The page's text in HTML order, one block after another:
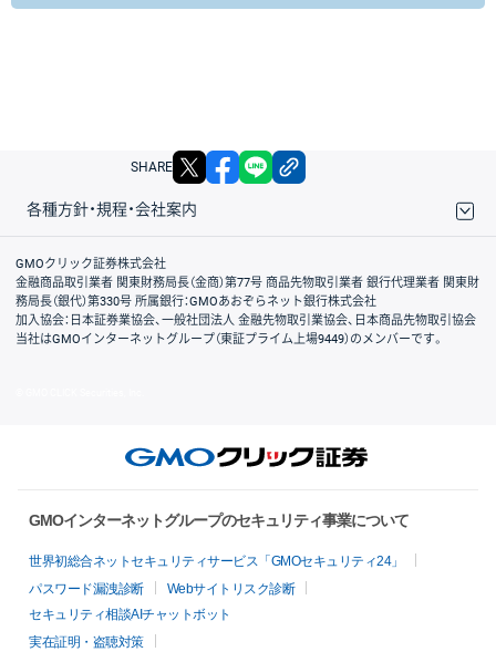
SHARE X facebook
各種方針・規程・会社案内
取引規程・約款
サイトマップ
その他のご案内
個人情報保護方針
最良執行方針
サイトのご利用について
ディスクレイマー
信託保全
リスク説明
会社案内
GMOクリック証券株式会社
金融商品取引業者 関東財務局長（金商）第77号 商品先物取引業者 銀行代理業者 関東財
務局長（銀代）第330号 所属銀行：GMOあおぞらネット銀行株式会社
加入協会：日本証券業協会、一般社団法人 金融先物取引業協会、日本商品先物取引協会
当社はGMOインターネットグループ（東証プライム上場9449）のメンバーです。
GMOインターネットグループのセキュリティ事業について
世界初総合ネットセキュリティサービス「GMOセキュリティ24」
パスワード漏洩診断
Webサイトリスク診断
セキュリティ相談AIチャットボット
実在証明・盗聴対策